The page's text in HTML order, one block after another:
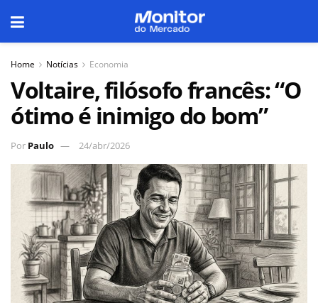
Home Notícias Economia
Voltaire, filósofo francês: “O
ótimo é inimigo do bom”
Por Paulo 24/abr/2026